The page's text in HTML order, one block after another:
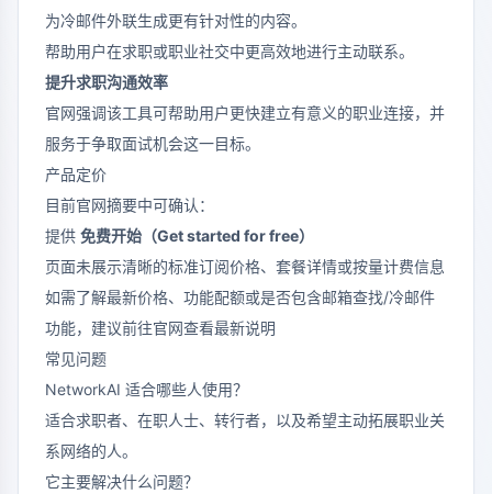
为冷邮件外联生成更有针对性的内容。
帮助用户在求职或职业社交中更高效地进行主动联系。
提升求职沟通效率
官网强调该工具可帮助用户更快建立有意义的职业连接，并
服务于争取面试机会这一目标。
产品定价
目前官网摘要中可确认：
提供 免费开始（Get started for free）
页面未展示清晰的标准订阅价格、套餐详情或按量计费信息
如需了解最新价格、功能配额或是否包含邮箱查找/冷邮件
功能，建议前往官网查看最新说明
常见问题
NetworkAI 适合哪些人使用？
适合求职者、在职人士、转行者，以及希望主动拓展职业关
系网络的人。
它主要解决什么问题？